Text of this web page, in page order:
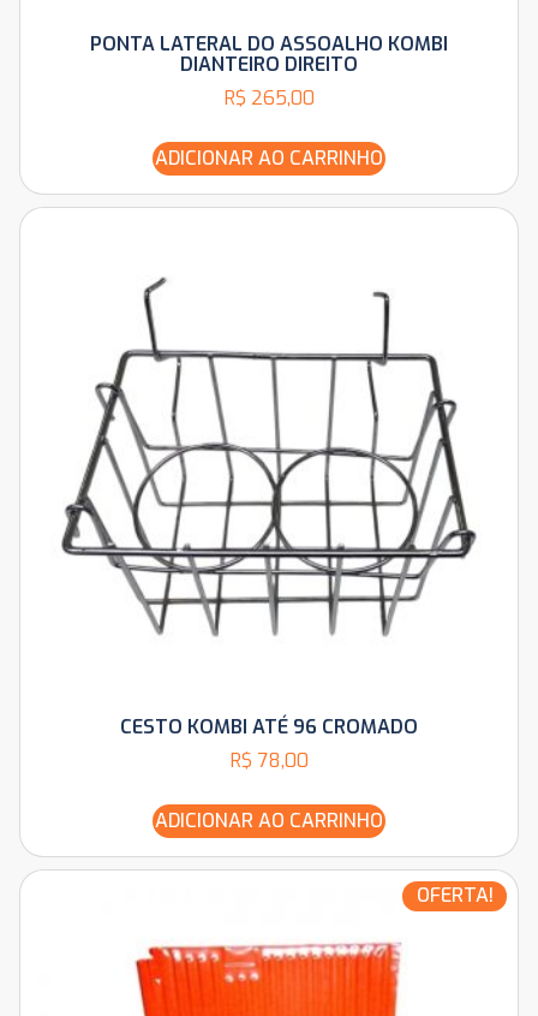
PONTA LATERAL DO ASSOALHO KOMBI
DIANTEIRO DIREITO
R$ 265,00
ADICIONAR AO CARRINHO
CESTO KOMBI ATÉ 96 CROMADO
R$ 78,00
ADICIONAR AO CARRINHO
OFERTA!